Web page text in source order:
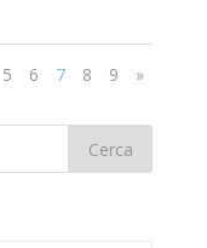
5 6 7 8 9 »